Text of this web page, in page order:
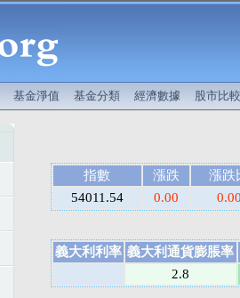
基金淨值 基金分類 經濟數據 股市比較
指數 漲跌
漲跌
54011.54
0.00
義大利利率 義大利通貨膨脹率
2.8